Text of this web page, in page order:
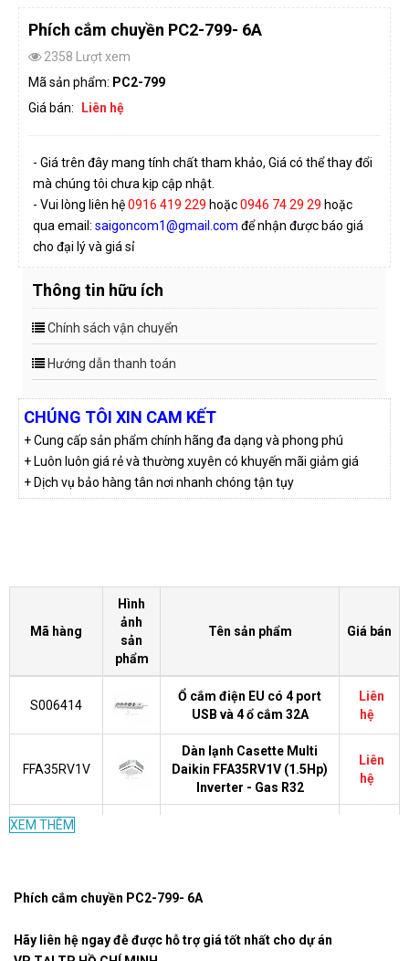
Phích cắm chuyền PC2-799- 6A
2358 Lượt xem
Mã sản phẩm: PC2-799
Giá bán:
Liên hệ
- Giá trên đây mang tính chất tham khảo, Giá có thể thay đổi
mà chúng tôi chưa kịp cập nhật.
- Vui lòng liên hệ0916 419 229 hoặc0946 74 29 29 hoặc
qua email: saigoncom1@gmail.com để nhận được báo giá
cho đại lý và giá sỉ
Thông tin hữu ích
Chính sách vận chuyển
Hướng dẫn thanh toán
CHÚNG TÔI XIN CAM KẾT
+ Cung cấp sản phẩm chính hãng đa dạng và phong phú
+ Luôn luôn giá rẻ và thường xuyên có khuyến mãi giảm giá
+ Dịch vụ bảo hàng tân nơi nhanh chóng tận tụy
Mã hàng
Hình
ảnh
sản
phẩm
Tên sản phẩm Giá bán
S006414
Ổ cắm điện EU có 4 port
USB và 4 ổ cắm 32A
Liên
hệ
FFA35RV1V
Dàn lạnh Casette Multi
Daikin FFA35RV1V (1.5Hp)
Inverter - Gas R32
Liên
hệ
FTC50NV1V
FTV35BXV1V
1,5HP FTV35BXV1V
S006141
Phích cắm chống vỡ
XEM THÊM
Phích cắm chuyền PC2-799- 6A
Hãy liên hệ ngay đễ được hỗ trợ giá tốt nhất cho dự án